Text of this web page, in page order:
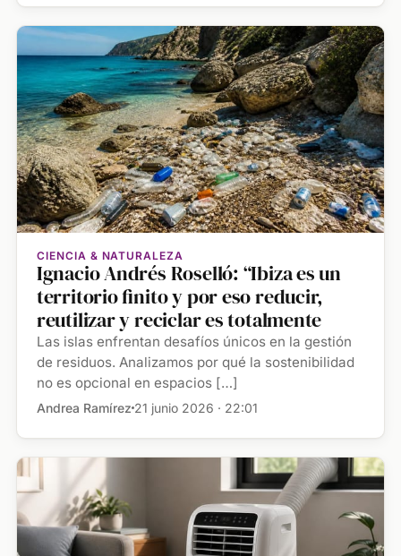
CIENCIA & NATURALEZA
Ignacio Andrés Roselló: “Ibiza es un
territorio finito y por eso reducir,
reutilizar y reciclar es totalmente
Las islas enfrentan desafíos únicos en la gestión
de residuos. Analizamos por qué la sostenibilidad
no es opcional en espacios […]
Andrea Ramírez 21 junio 2026 · 22:01